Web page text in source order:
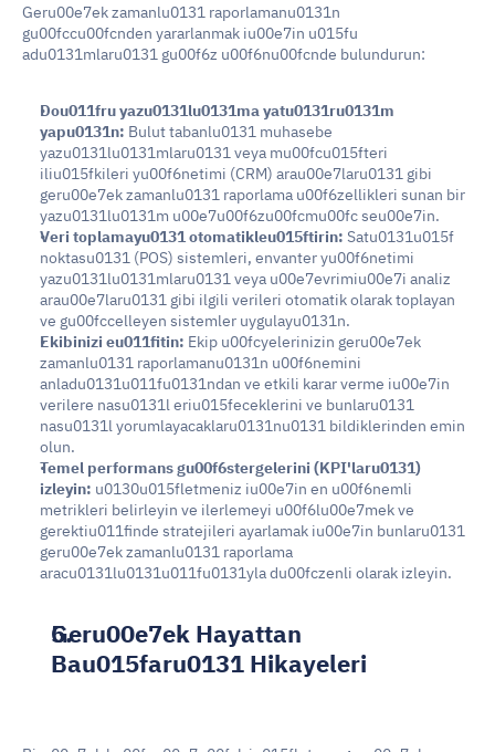
Geru00e7ek zamanlu0131 raporlamanu0131n
gu00fccu00fcnden yararlanmak iu00e7in u015fu
adu0131mlaru0131 gu00f6z u00f6nu00fcnde bulundurun:
Dou011fru yazu0131lu0131ma yatu0131ru0131m
yapu0131n: Bulut tabanlu0131 muhasebe
yazu0131lu0131mlaru0131 veya mu00fcu015fteri
iliu015fkileri yu00f6netimi (CRM) arau00e7laru0131 gibi
geru00e7ek zamanlu0131 raporlama u00f6zellikleri sunan bir
yazu0131lu0131m u00e7u00f6zu00fcmu00fc seu00e7in.
Veri toplamayu0131 otomatikleu015ftirin: Satu0131u015f
noktasu0131 (POS) sistemleri, envanter yu00f6netimi
yazu0131lu0131mlaru0131 veya u00e7evrimiu00e7i analiz
arau00e7laru0131 gibi ilgili verileri otomatik olarak toplayan
ve gu00fccelleyen sistemler uygulayu0131n.
Ekibinizi eu011fitin: Ekip u00fcyelerinizin geru00e7ek
zamanlu0131 raporlamanu0131n u00f6nemini
anladu0131u011fu0131ndan ve etkili karar verme iu00e7in
verilere nasu0131l eriu015feceklerini ve bunlaru0131
nasu0131l yorumlayacaklaru0131nu0131 bildiklerinden emin
olun.
Temel performans gu00f6stergelerini (KPI'laru0131)
izleyin: u0130u015fletmeniz iu00e7in en u00f6nemli
metrikleri belirleyin ve ilerlemeyi u00f6lu00e7mek ve
gerektiu011finde stratejileri ayarlamak iu00e7in bunlaru0131
geru00e7ek zamanlu0131 raporlama
aracu0131lu0131u011fu0131yla du00fczenli olarak izleyin.
Geru00e7ek Hayattan
Bau015faru0131 Hikayeleri